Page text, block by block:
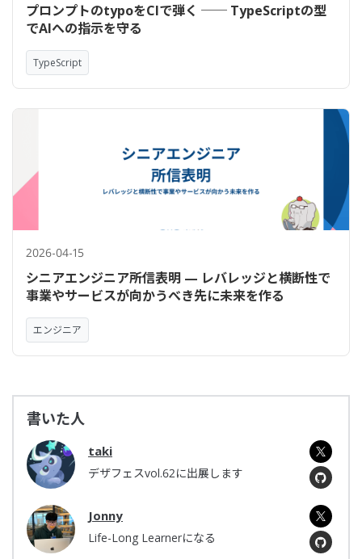
プロンプトのtypoをCIで弾く ── TypeScriptの型
でAIへの指示を守る
TypeScript
2026-04-15
シニアエンジニア所信表明 — レバレッジと横断性で
事業やサービスが向かうべき先に未来を作る
エンジニア
書いた人
taki
デザフェスvol.62に出展します
Jonny
Life-Long Learnerになる